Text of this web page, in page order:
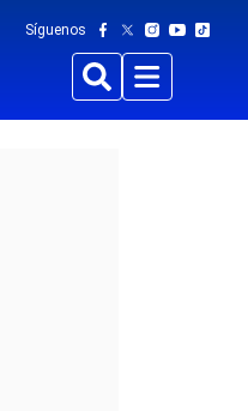
Síguenos
BuscarMenu